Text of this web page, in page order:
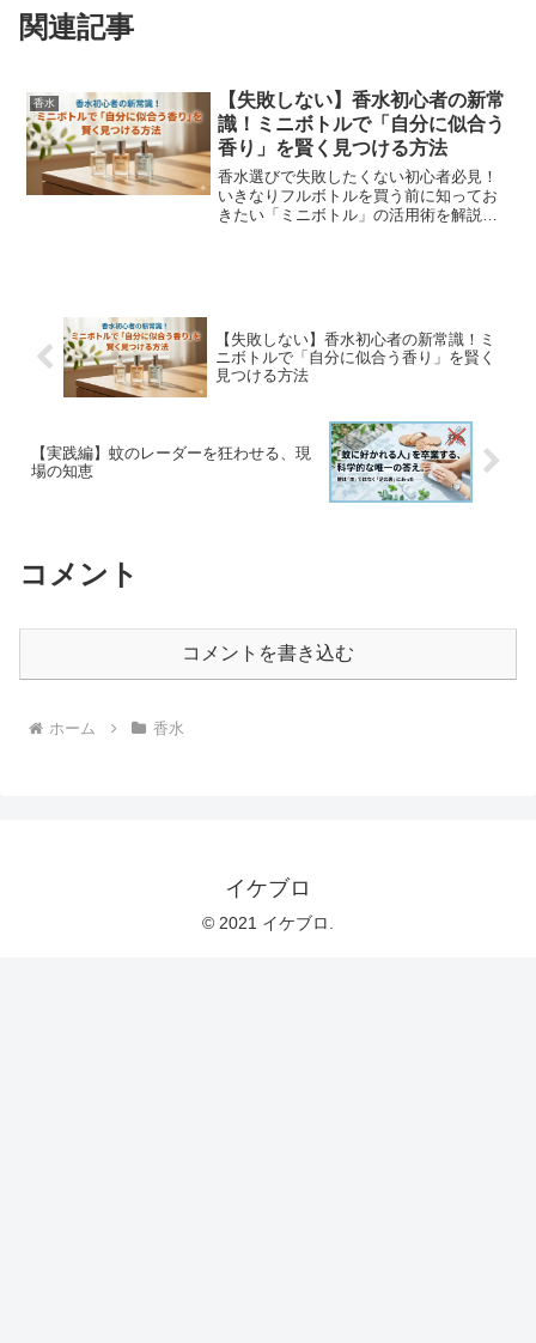
関連記事
香水
【失敗しない】香水初心者の新常
識！ミニボトルで「自分に似合う
香り」を賢く見つける方法
香水選びで失敗したくない初心者必見！
いきなりフルボトルを買う前に知ってお
きたい「ミニボトル」の活用術を解説。
【失敗しない】香水初心者の新常識！ミ
ニボトルで「自分に似合う香り」を賢く
見つける方法
【実践編】蚊のレーダーを狂わせる、現
場の知恵
コメント
コメントを書き込む
ホーム 香水
イケブロ
© 2021 イケブロ.